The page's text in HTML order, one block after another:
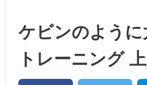
ケビンのように
トレーニング